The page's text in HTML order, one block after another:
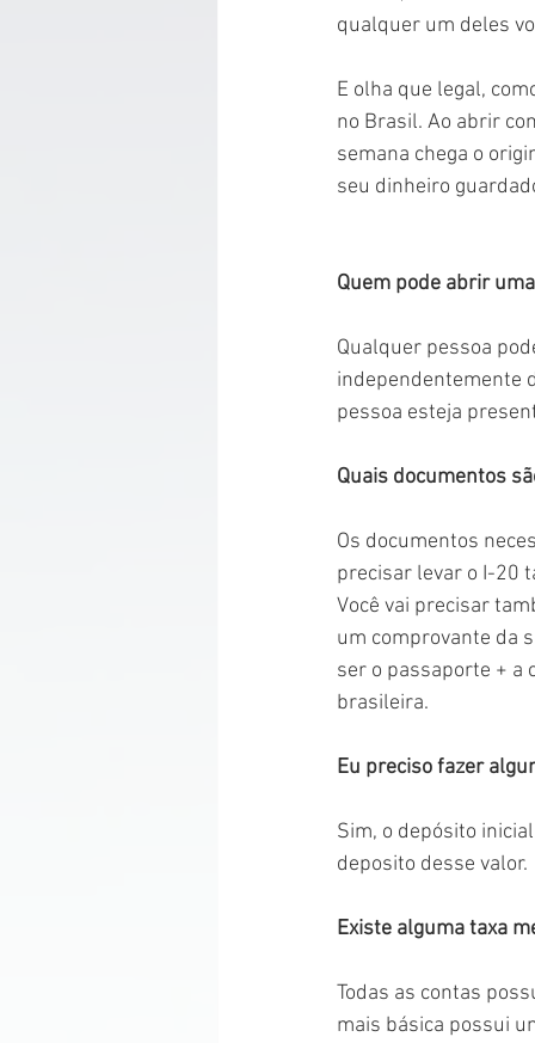
qualquer um deles
E olha que legal,
no Brasil. Ao abrir
semana chega o
seu dinheiro
Quem pode abrir
Qualquer pessoa
independentemente
pessoa esteja
Quais documentos
Os documentos
precisar levar o I-20
Você vai precisar
um comprovante da
ser o passaporte +
brasileira.
Eu preciso fazer
Sim, o depósito
deposito desse valor.
Existe alguma taxa
Todas as contas
mais básica possui